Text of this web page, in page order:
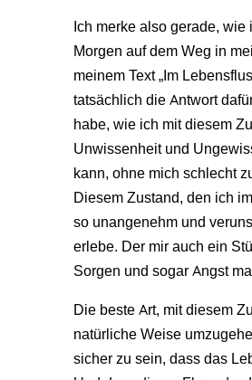
Ich merke also gerade, wie
Morgen auf dem Weg in
meinem Text „Im
tatsächlich die Antwort
habe, wie ich mit diesem
Unwissenheit und
kann, ohne mich schlecht
Diesem Zustand, den ich
so unangenehm und
erlebe. Der mir auch ein
Sorgen und sogar Angst
Die beste Art, mit diesem
natürliche Weise
sicher zu sein, dass das